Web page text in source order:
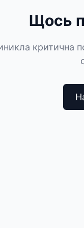
Щось
критична